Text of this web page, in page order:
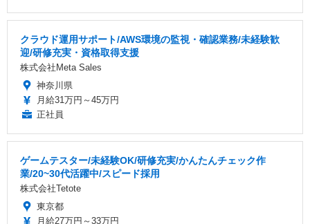
クラウド運用サポート/AWS環境の監視・確認業務/未経験歓
迎/研修充実・資格取得支援
株式会社Meta Sales
神奈川県
月給31万円～45万円
正社員
ゲームテスター/未経験OK/研修充実/かんたんチェック作
業/20~30代活躍中/スピード採用
株式会社Tetote
東京都
月給27万円～33万円